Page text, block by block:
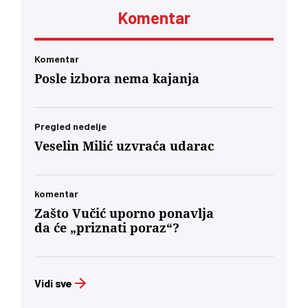
Komentar
Komentar
Posle izbora nema kajanja
Pregled nedelje
Veselin Milić uzvraća udarac
komentar
Zašto Vučić uporno ponavlja
da će „priznati poraz“?
Vidi sve